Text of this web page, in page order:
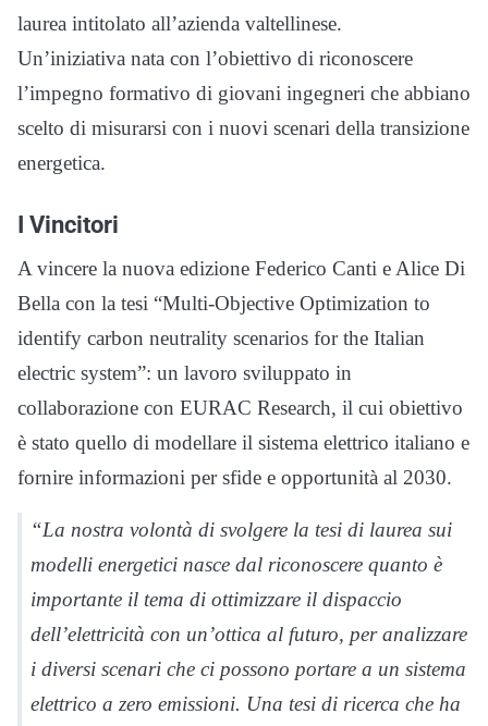
laurea intitolato all’azienda valtellinese.
Un’iniziativa nata con l’obiettivo di riconoscere
l’impegno formativo di giovani ingegneri che abbiano
scelto di misurarsi con i nuovi scenari della transizione
energetica.
I Vincitori
A vincere la nuova edizione Federico Canti e Alice Di
Bella con la tesi “Multi-Objective Optimization to
identify carbon neutrality scenarios for the Italian
electric system”: un lavoro sviluppato in
collaborazione con EURAC Research, il cui obiettivo
è stato quello di modellare il sistema elettrico italiano e
fornire informazioni per sfide e opportunità al 2030.
“La nostra volontà di svolgere la tesi di laurea sui
modelli energetici nasce dal riconoscere quanto è
importante il tema di ottimizzare il dispaccio
dell’elettricità con un’ottica al futuro, per analizzare
i diversi scenari che ci possono portare a un sistema
elettrico a zero emissioni. Una tesi di ricerca che ha